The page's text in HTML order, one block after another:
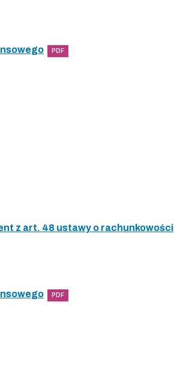
PDF
z art. 48 ustawy o rachunkowości
PDF